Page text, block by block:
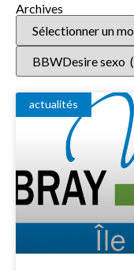
Archives
actualités